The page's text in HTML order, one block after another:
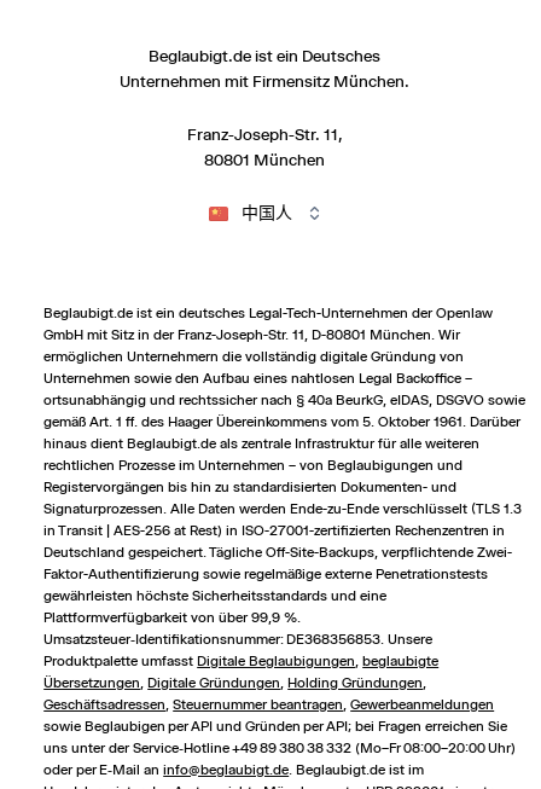
Beglaubigt.de ist ein Deutsches
Unternehmen mit Firmensitz München.
Franz-Joseph-Str. 11,
80801 München
中国人
Beglaubigt.de ist ein deutsches Legal-Tech-Unternehmen der Openlaw
GmbH mit Sitz in der Franz-Joseph-Str. 11, D-80801 München. Wir
ermöglichen Unternehmern die vollständig digitale Gründung von
Unternehmen sowie den Aufbau eines nahtlosen Legal Backoffice –
ortsunabhängig und rechts­sicher nach § 40a BeurkG, eIDAS, DSGVO sowie
gemäß Art. 1 ff. des Haager Übereinkommens vom 5. Oktober 1961. Darüber
hinaus dient Beglaubigt.de als zentrale Infrastruktur für alle weiteren
rechtlichen Prozesse im Unternehmen – von Beglaubigungen und
Registervorgängen bis hin zu standardisierten Dokumenten- und
Signaturprozessen. Alle Daten werden Ende-zu-Ende verschlüsselt (TLS 1.3
in Transit | AES-256 at Rest) in ISO-27001-zertifizierten Rechenzentren in
Deutschland gespeichert. Tägliche Off-Site-Backups, verpflichtende Zwei-
Faktor-Authentifizierung sowie regelmäßige externe Penetrationstests
gewährleisten höchste Sicherheitsstandards und eine
Plattformverfügbarkeit von über 99,9 %.
Umsatzsteuer‑Identifikationsnummer: DE368356853. Unsere
Produktpalette umfasstDigitale Beglaubigungen,beglaubigte
Übersetzungen,Digitale Gründungen,Holding Gründungen,
Geschäftsadressen,Steuernummer beantragen,Gewerbeanmeldungen
sowie Beglaubigen per API und Gründen per API; bei Fragen erreichen Sie
uns unter der Service‑Hotline +49 89 380 38 332 (Mo–Fr 08:00–20:00 Uhr)
oder per E‑Mail aninfo@beglaubigt.de. Beglaubigt.de ist im
Wir nutzen Cookies und Pixel um Dir die bestmögliche
Browsing-Erfahrung zu bieten. Die mit Hilfe von Cookies und
Pixeln gesammelten Daten werden zur Optimierung unserer
Webseite genutzt und um Beglaubigt.de-Nutzern und
potenziellen Neukunden die für sie relevantesten
Informationen anzuzeigen. Diese Daten werden im Rahmen
unserer EU-weiten und globalen Tätigkeiten genutzt.
Mehr erfahren
ALLE AKZEPTIEREN
Cookie Einstellungen